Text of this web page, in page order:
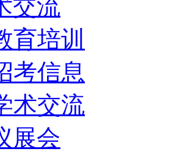
交流
育培训
考信息
术交流
展会